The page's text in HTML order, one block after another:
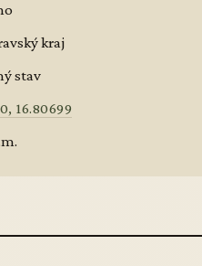
kraj
stav
16.80699